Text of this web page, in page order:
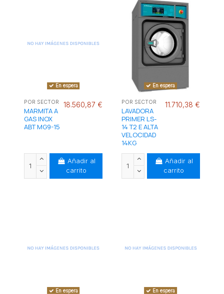
En espera
POR SECTOR
MARMITA A
GAS INOX
ABT MG9-15
18.560,87 €
Añadir al
carrito
En espera
POR SECTOR
LAVADORA
PRIMER LS-
14 T2 E ALTA
VELOCIDAD
14KG
11.710,38 €
Añadir al
carrito
En espera En espera